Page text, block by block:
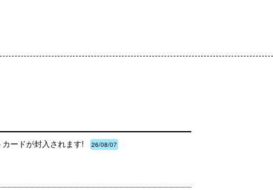
ードが封入されます! 26/08/07